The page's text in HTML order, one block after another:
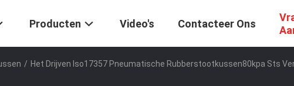
Producten Video's Contacteer Ons
/ Het Drijven Iso17357 Pneumatische Rubberstootkussen80kpa Sts